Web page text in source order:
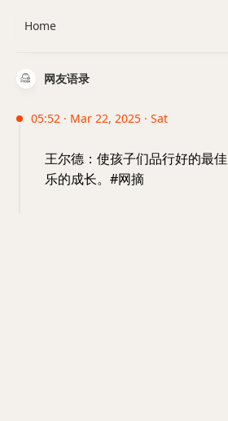
网友语录
05:52 · Mar 22, 2025 · Sat
王尔德：使孩子们品行好的最
乐的成长。#网摘
Home